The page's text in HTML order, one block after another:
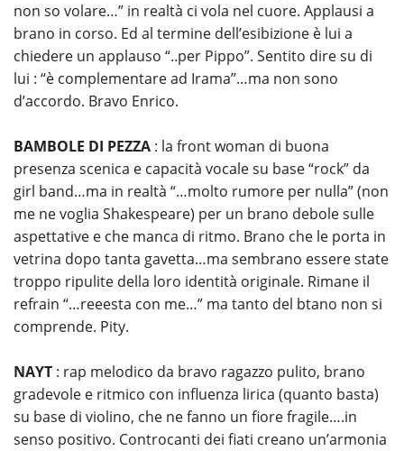
non so volare…” in realtà ci vola nel cuore. Applausi a
brano in corso. Ed al termine dell’esibizione è lui a
chiedere un applauso “..per Pippo”. Sentito dire su di
lui : “è complementare ad Irama”…ma non sono
d’accordo. Bravo Enrico.
BAMBOLE DI PEZZA : la front woman di buona
presenza scenica e capacità vocale su base “rock” da
girl band…ma in realtà “…molto rumore per nulla” (non
me ne voglia Shakespeare) per un brano debole sulle
aspettative e che manca di ritmo. Brano che le porta in
vetrina dopo tanta gavetta…ma sembrano essere state
troppo ripulite della loro identità originale. Rimane il
refrain “…reeesta con me…” ma tanto del btano non si
comprende. Pity.
NAYT : rap melodico da bravo ragazzo pulito, brano
gradevole e ritmico con influenza lirica (quanto basta)
su base di violino, che ne fanno un fiore fragile….in
senso positivo. Controcanti dei fiati creano un’armonia